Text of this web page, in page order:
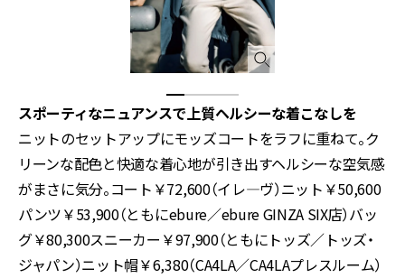
スポーティなニュアンスで上質ヘルシーな着こなしを
ニットのセットアップにモッズコートをラフに重ねて。ク
リーンな配色と快適な着心地が引き出すヘルシーな空気感
がまさに気分。コート￥72,600（イレ―ヴ）ニット￥50,600
パンツ￥53,900（ともにebure／ebure GINZA SIX店）バッ
グ￥80,300スニーカー￥97,900（ともにトッズ／トッズ・
ジャパン）ニット帽￥6,380（CA4LA／CA4LAプレスルーム）